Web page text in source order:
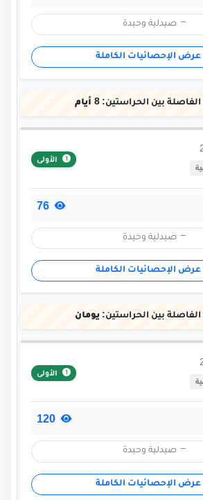
صيدلية وحيدة
عرض الإحصائيات الكاملة
الفاصلة بين الحراستين:8 أيام
الأولى
صيدلية وحيدة
عرض الإحصائيات الكاملة
الفاصلة بين الحراستين:يومان
الأولى
صيدلية وحيدة
عرض الإحصائيات الكاملة